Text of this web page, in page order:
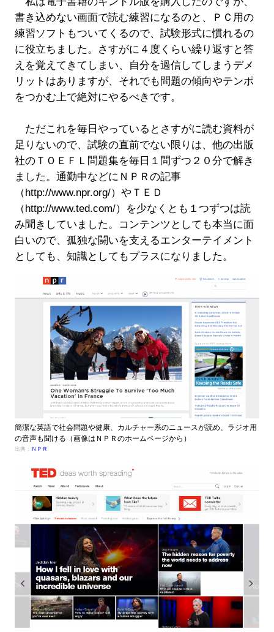
書き込めない画面で読む練習になるのと、ＰＣ用の
練習ソフトもついてくるので、試験形式に慣れるの
に役立ちました。さすがに４度くらい繰り返すと答
えを覚えてきてしまい、自分を過信してしまうデメ
リットはありますが、それでも問題の傾向やテンポ
をつかむ上で絶対にやるべきです。
ただこれを毎日やっているとさすがに読む資料が
足りないので、試験の直前でない限りは、他の出版
社のＴＯＥＦＬ問題集を毎日１問ずつ２０分で解き
ました。通勤中などにＮＰＲの記事
（http://www.npr.org/）やＴＥＤ
（http://www.ted.com/）を少なくとも１つずつは読
み聞きしていました。コンテンツとしても本当に面
白いので、孤独な闘いを支えるエンターテイメント
としても、知識としてもプラスになりました。
簡潔な英語で社会問題や健康、カルチャー系のニュースが読め、ラジオ用
の音声も聞ける（画像はＮＰＲのホームページから）
出典： ＮＰＲ